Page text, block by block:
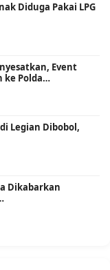
Diduga Pakai LPG
Event
ke Polda…
Legian Dibobol,
Dikabarkan